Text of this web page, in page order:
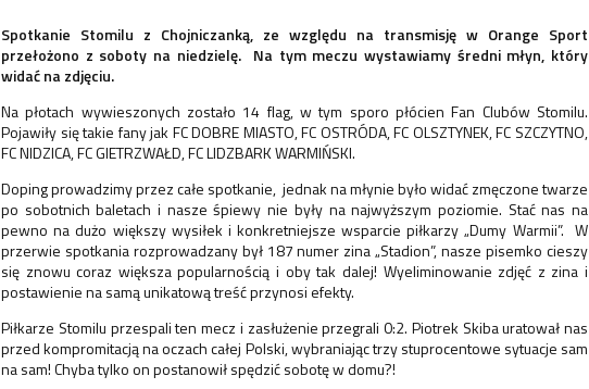
Spotkanie Stomilu z Chojniczanką, ze względu na transmisję w Orange Sport
przełożono z soboty na niedzielę. Na tym meczu wystawiamy średni młyn, który
widać na zdjęciu.
Na płotach wywieszonych zostało 14 flag, w tym sporo płócien Fan Clubów Stomilu.
Pojawiły się takie fany jak FC DOBRE MIASTO, FC OSTRÓDA, FC OLSZTYNEK, FC SZCZYTNO,
FC NIDZICA, FC GIETRZWAŁD, FC LIDZBARK WARMIŃSKI.
Doping prowadzimy przez całe spotkanie, jednak na młynie było widać zmęczone twarze
po sobotnich baletach i nasze śpiewy nie były na najwyższym poziomie. Stać nas na
pewno na dużo większy wysiłek i konkretniejsze wsparcie piłkarzy „Dumy Warmii”. W
przerwie spotkania rozprowadzany był 187 numer zina „Stadion”, nasze pisemko cieszy
się znowu coraz większa popularnością i oby tak dalej! Wyeliminowanie zdjęć z zina i
postawienie na samą unikatową treść przynosi efekty.
Piłkarze Stomilu przespali ten mecz i zasłużenie przegrali 0:2. Piotrek Skiba uratował nas
przed kompromitacją na oczach całej Polski, wybraniając trzy stuprocentowe sytuacje sam
na sam! Chyba tylko on postanowił spędzić sobotę w domu?!